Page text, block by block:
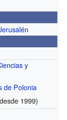
y
de Polonia
1999)